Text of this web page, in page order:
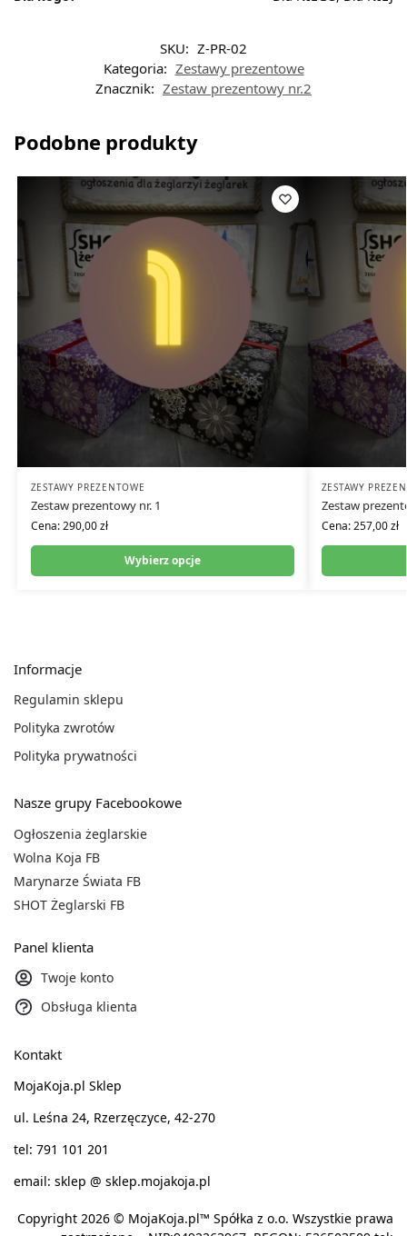
SKU: Z-PR-02
Kategoria: Zestawy prezentowe
Znacznik: Zestaw prezentowy nr.2
Podobne produkty
ZESTAWY PREZENTOWE
Zestaw prezentowy nr. 1
Cena:290,00zł
Wybierz opcje
ZESTAWY
Zestaw
Cena:257,00zł
Informacje
Regulamin sklepu
Polityka zwrotów
Polityka prywatności
Nasze grupy Facebookowe
Ogłoszenia żeglarskie
Wolna Koja FB
Marynarze Świata FB
SHOT Żeglarski FB
Panel klienta
Twoje konto
Obsługa klienta
Kontakt
MojaKoja.pl Sklep
ul. Leśna 24, Rzerzęczyce, 42-270
tel: 791 101 201
email: sklep @ sklep.mojakoja.pl
Copyright 2026 © MojaKoja.pl™ Spółka z o.o. Wszystkie prawa